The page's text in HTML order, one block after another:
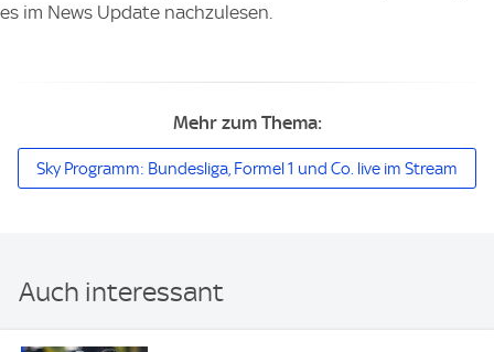
es im News Update nachzulesen.
Mehr zum Thema:
Sky Programm: Bundesliga, Formel 1 und Co. live im Stream
Auch interessant